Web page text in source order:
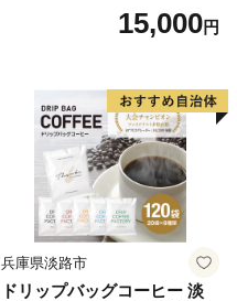
15,000円
兵庫県淡路市
ドリップバッグコーヒー 淡